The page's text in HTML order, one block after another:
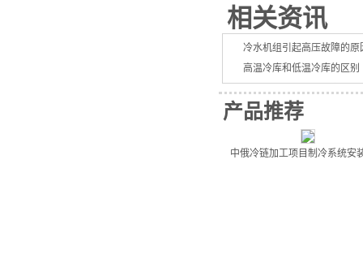
相关资讯
冷水机组引起高压故障的原
高温冷库和低温冷库的区别
山东顺成制冷科技有限公
顺成制冷祝大家国庆快乐
产品推荐
中俄冷链加工项目制冷系统安